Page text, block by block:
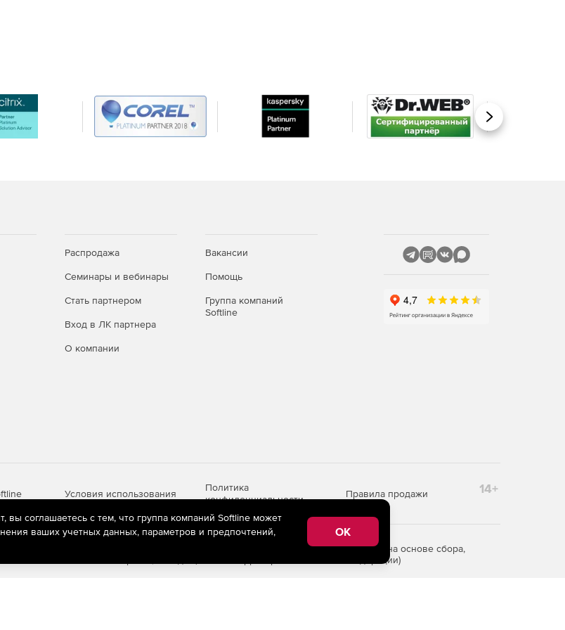
Вперед
Распродажа
Семинары и вебинары
Стать партнером
Вход в ЛК партнера
О компании
Вакансии
Помощь
Группа компаний
Softline
Условия использования
Политика
конфиденциальности
Правила продажи 14+
(информационные технологии предоставления информации на основе сбора,
сети «Интернет», находящихся на территории Российской Федерации)
вы соглашаетесь с тем, что группа компаний Softline может
ваших учетных данных, параметров и предпочтений,
OK